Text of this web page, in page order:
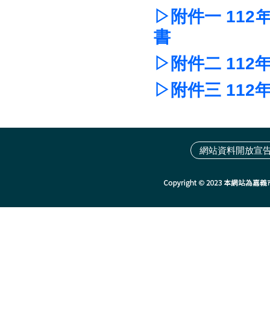
▷附件一 112
書
▷附件二 112
▷附件三 112
網站資料開放宣